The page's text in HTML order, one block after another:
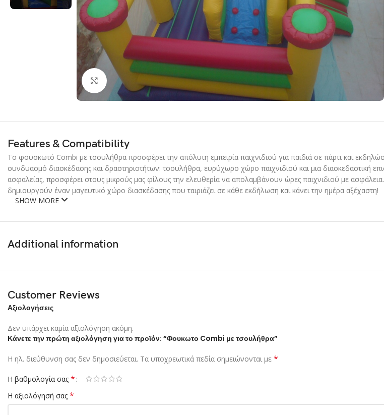
Click to enlarge
Features & Compatibility
Το φουσκωτό Combi με τσουλήθρα προσφέρει την απόλυτη εμπειρία παιχνιδιού για παιδιά σε πάρτι και
συνδυασμό διασκέδασης και δραστηριοτήτων: τσουλήθρα, ευρύχωρο χώρο παιχνιδιού και μια διασκεδαστική
ασφαλείας, προσφέρει στους μικρούς μας φίλους την ελευθερία να απολαμβάνουν ώρες παιχνιδιού με
δημιουργούν έναν μαγευτικό χώρο διασκέδασης που ταιριάζει σε κάθε εκδήλωση και κάνει την ημέρα αξέχαστη!
SHOW MORE
Additional information
Customer Reviews
Αξιολογήσεις
Δεν υπάρχει καμία αξιολόγηση ακόμη.
Κάνετε την πρώτη αξιολόγηση για το προϊόν: “Φουκωτο Combi με τσουλήθρα”
Η ηλ. διεύθυνση σας δεν δημοσιεύεται. Τα υποχρεωτικά πεδία σημειώνονται με *
Η βαθμολογία σας *
Η αξιολόγησή σας *